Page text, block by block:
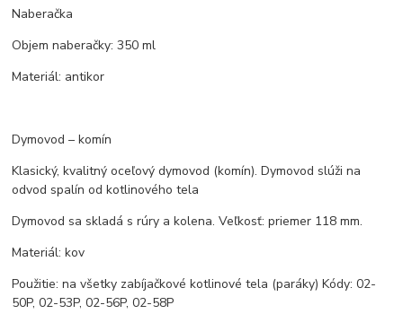
Naberačka
Objem naberačky: 350 ml
Materiál: antikor
Dymovod – komín
Klasický, kvalitný oceľový dymovod (komín). Dymovod slúži na
odvod spalín od kotlinového tela
Dymovod sa skladá s rúry a kolena. Veľkosť: priemer 118 mm.
Materiál: kov
Použitie: na všetky zabíjačkové kotlinové tela (paráky) Kódy: 02-
50P, 02-53P, 02-56P, 02-58P